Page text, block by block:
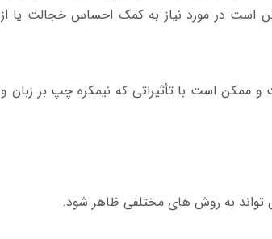
است در مورد نیاز به کمک احساس خجالت یا از
ممکن است با تأثیراتی که نیمکره چپ بر زبان و
تواند به روش های مختلفی ظاهر شود.